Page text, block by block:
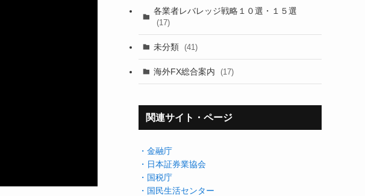
各業者レバレッジ戦略１０選・１５選
(17)
未分類 (41)
海外FX総合案内 (17)
関連サイト・ページ
・金融庁
・日本証券業協会
・国税庁
・国民生活センター